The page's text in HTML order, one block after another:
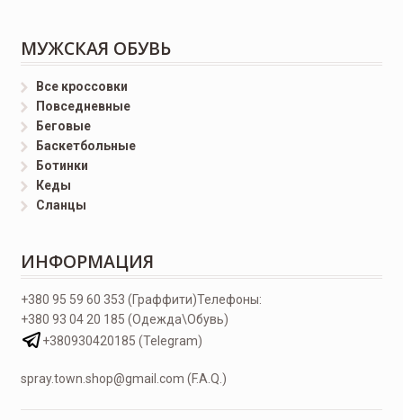
МУЖСКАЯ ОБУВЬ
Все кроссовки
Повседневные
Беговые
Баскетбольные
Ботинки
Кеды
Сланцы
ИНФОРМАЦИЯ
Телефоны:
+380 95 59 60 353 (Граффити)
+380 93 04 20 185 (Одежда\Обувь)
+380930420185 (Telegram)
spray.town.shop@gmail.com (F.A.Q.)